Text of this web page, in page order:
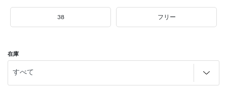
38 フリー
在庫